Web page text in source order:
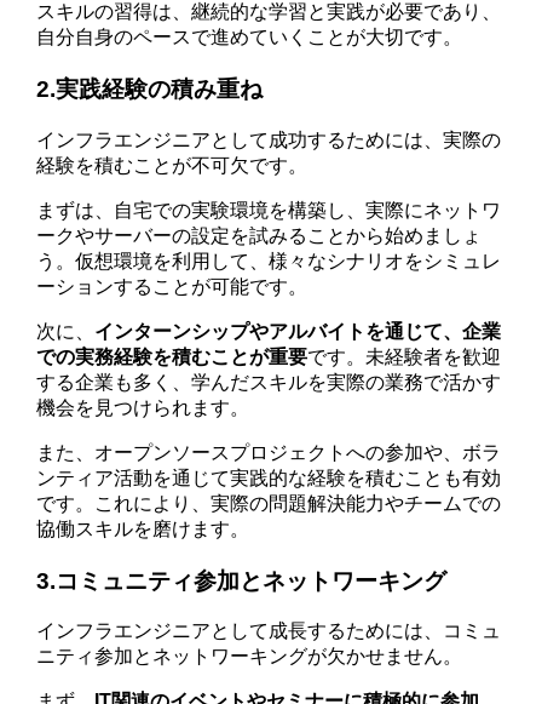
スキルの習得は、継続的な学習と実践が必要であり、
自分自身のペースで進めていくことが大切です。
2.実践経験の積み重ね
インフラエンジニアとして成功するためには、実際の
経験を積むことが不可欠です。
まずは、自宅での実験環境を構築し、実際にネットワ
ークやサーバーの設定を試みることから始めましょ
う。仮想環境を利用して、様々なシナリオをシミュレ
ーションすることが可能です。
次に、 インターンシップやアルバイトを通じて、企業
での実務経験を積むことが重要です。未経験者を歓迎
する企業も多く、学んだスキルを実際の業務で活かす
機会を見つけられます。
また、オープンソースプロジェクトへの参加や、ボラ
ンティア活動を通じて実践的な経験を積むことも有効
です。これにより、実際の問題解決能力やチームでの
協働スキルを磨けます。
3.コミュニティ参加とネットワーキング
インフラエンジニアとして成長するためには、コミュ
ニティ参加とネットワーキングが欠かせません。